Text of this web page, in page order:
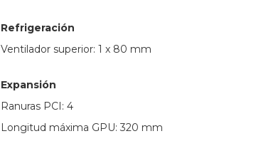
Refrigeración
Ventilador superior: 1 x 80 mm
Expansión
Ranuras PCI: 4
Longitud máxima GPU: 320 mm